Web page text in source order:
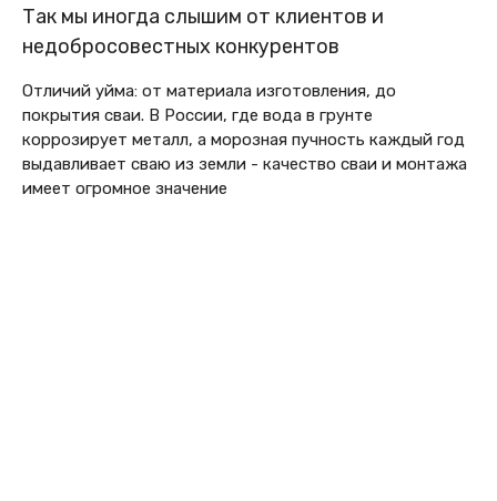
Так мы иногда слышим от клиентов и
недобросовестных конкурентов
Отличий уйма: от материала изготовления, до
покрытия сваи. В России, где вода в грунте
коррозирует металл, а морозная пучность каждый год
выдавливает сваю из земли - качество сваи и монтажа
имеет огромное значение